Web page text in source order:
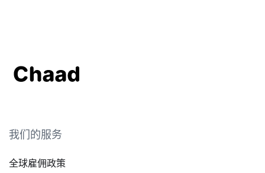
我们的服务
全球雇佣政策